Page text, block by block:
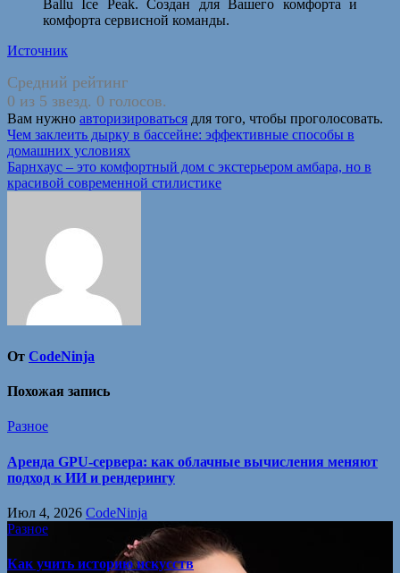
Ballu Ice Peak. Создан для Вашего комфорта и
комфорта сервисной команды.
Источник
Средний рейтинг
0 из 5 звезд. 0 голосов.
Вам нужно авторизироваться для того, чтобы проголосовать.
Навигация
по
записям
Чем заклеить дырку в бассейне: эффективные способы в
домашних условиях
Барнхаус – это комфортный дом с экстерьером амбара, но в
красивой современной стилистике
От CodeNinja
Похожая запись
Разное
Аренда GPU-сервера: как облачные вычисления меняют
подход к ИИ и рендерингу
Июл 4, 2026 CodeNinja
Разное
Как учить историю искусств